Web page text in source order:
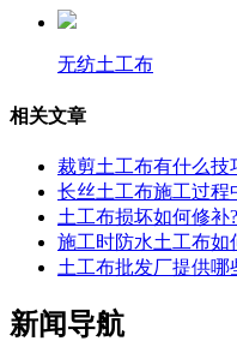
无纺土工布
相关文章
裁剪土工布有什么技
长丝土工布施工过程
土工布损坏如何修
施工时防水土工布
土工布批发厂提供
新闻导航